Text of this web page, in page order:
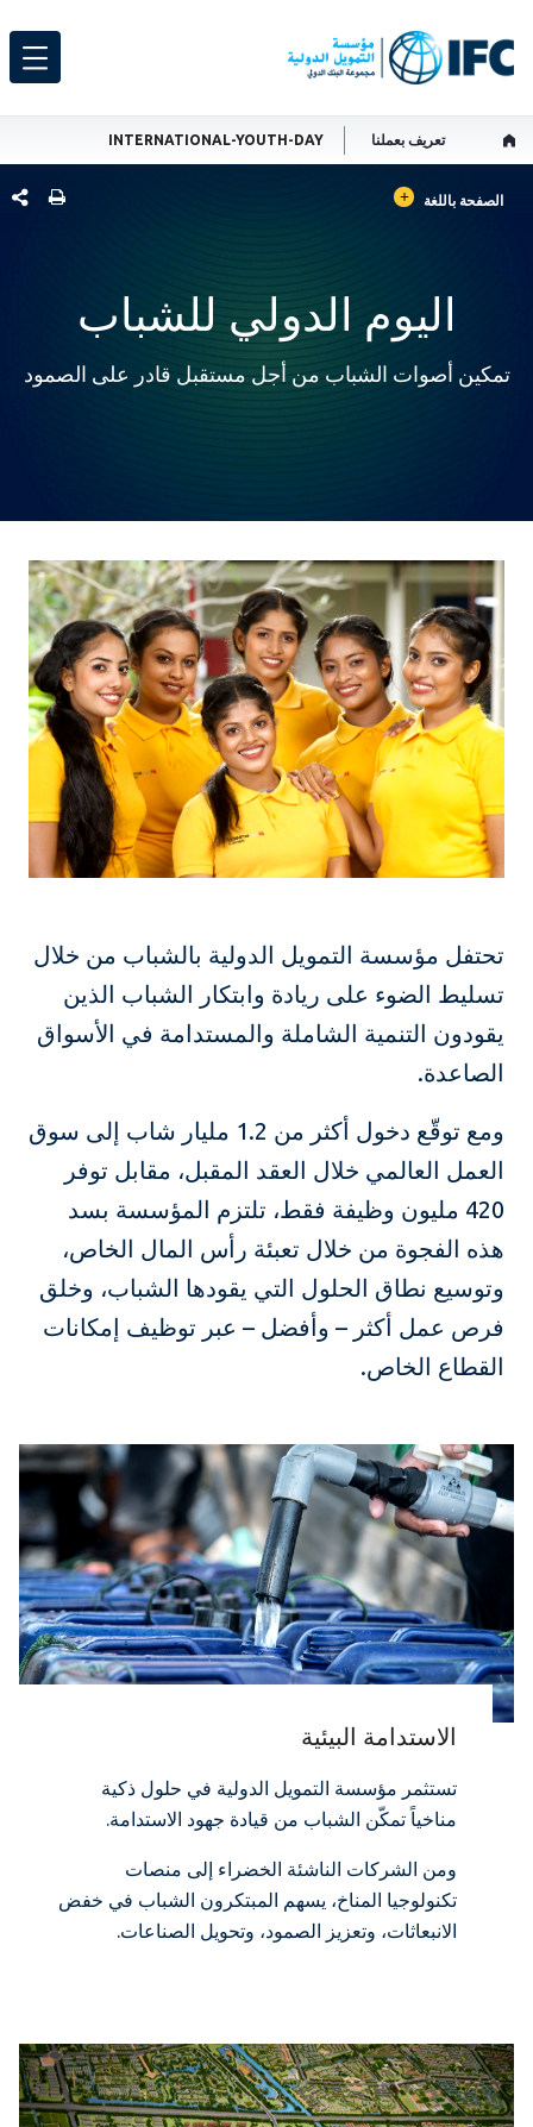
تعريف بعملنا INTERNATIONAL-YOUTH-DAY
GLOBAL LANGUAGE TOGGLER
الصفحة باللغة
شارك
اليوم الدولي للشباب
تمكين أصوات الشباب من أجل مستقبل قادر على الصمود
تحتفل مؤسسة التمويل الدولية بالشباب من خلال
تسليط الضوء على ريادة وابتكار الشباب الذين
يقودون التنمية الشاملة والمستدامة في الأسواق
الصاعدة.
ومع توقّع دخول أكثر من 1.2 مليار شاب إلى سوق
العمل العالمي خلال العقد المقبل، مقابل توفر
420 مليون وظيفة فقط، تلتزم المؤسسة بسد
هذه الفجوة من خلال تعبئة رأس المال الخاص،
وتوسيع نطاق الحلول التي يقودها الشباب، وخلق
فرص عمل أكثر – وأفضل – عبر توظيف إمكانات
القطاع الخاص.
الاستدامة البيئية
تستثمر مؤسسة التمويل الدولية في حلول ذكية
مناخياً تمكّن الشباب من قيادة جهود الاستدامة.
ومن الشركات الناشئة الخضراء إلى منصات
تكنولوجيا المناخ، يسهم المبتكرون الشباب في خفض
الانبعاثات، وتعزيز الصمود، وتحويل الصناعات.